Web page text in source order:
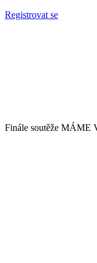
Registrovat se
Finále soutěže MÁME